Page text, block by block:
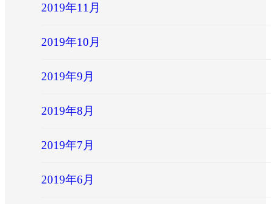
2019年11月
2019年10月
2019年9月
2019年8月
2019年7月
2019年6月